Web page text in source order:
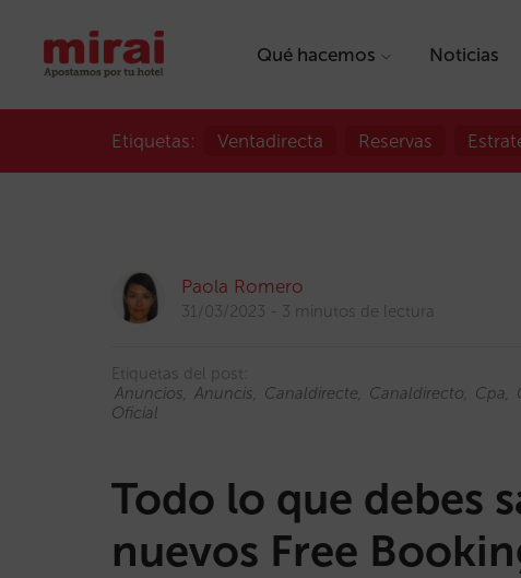
Qué hacemos Noticias
Etiquetas: Ventadirecta Reservas
Paola Romero
31/03/2023 3 minutos de lectura
Etiquetas del post:
Anuncios
Anuncis Canaldirecte Canaldirecto Cpa
Oficial
Todo lo que debes
nuevos Free